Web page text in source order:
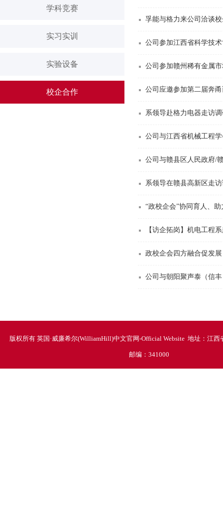
学科竞赛
实习实训
实验设备
校企合作
孚能与格力来公司洽谈
公司参加江西省科学技
公司参加赣州稀有金属
公司应邀参加第二届奔
系领导赴格力电器走访
公司与江西省机械工程
公司与赣县区人民政府/
系领导在赣县高新区走
“政校企会”协同育人、
【访企拓岗】机电工程
政校企会四方融合促发
公司与朝阳聚声泰（信
版权所有 英国·威廉希尔(WilliamHill)中文官网-Official Website 地址：江西
邮编：341000